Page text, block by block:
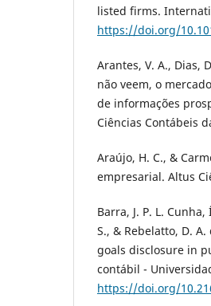
listed firms.
https://doi.org/
Arantes, V. A., Dias,
não veem, o
de informações
Ciências Contábeis
Araújo, H. C., &
empresarial. Altus
Barra, J. P. L.
S., & Rebelatto, D.
goals disclosure in
contábil -
https://doi.org/